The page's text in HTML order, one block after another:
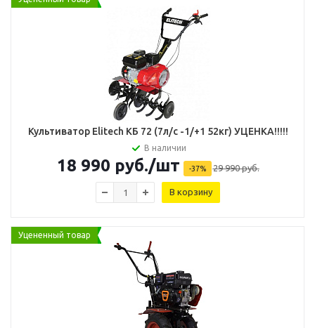
Культиватор Elitech КБ 72 (7л/с -1/+1 52кг) УЦЕНКА!!!!!
В наличии
18 990 руб./шт -37% 29 990руб.
В корзину
Уцененный товар